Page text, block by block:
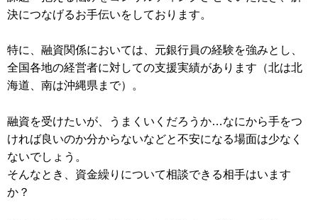
決につなげるお手伝いをしております。
特に、融資関係においては、元銀行員の経験を強みとし、
全国各地の経営者に対しての支援実績があります（北は北
海道、南は沖縄県まで）。
融資を受けたいが、うまくいくだろうか…なにから手をつ
ければ良いのか分からないなどと不安になる場面は少なく
ないでしょう。
そんなとき、資金繰りについて相談できる相手はいます
か？